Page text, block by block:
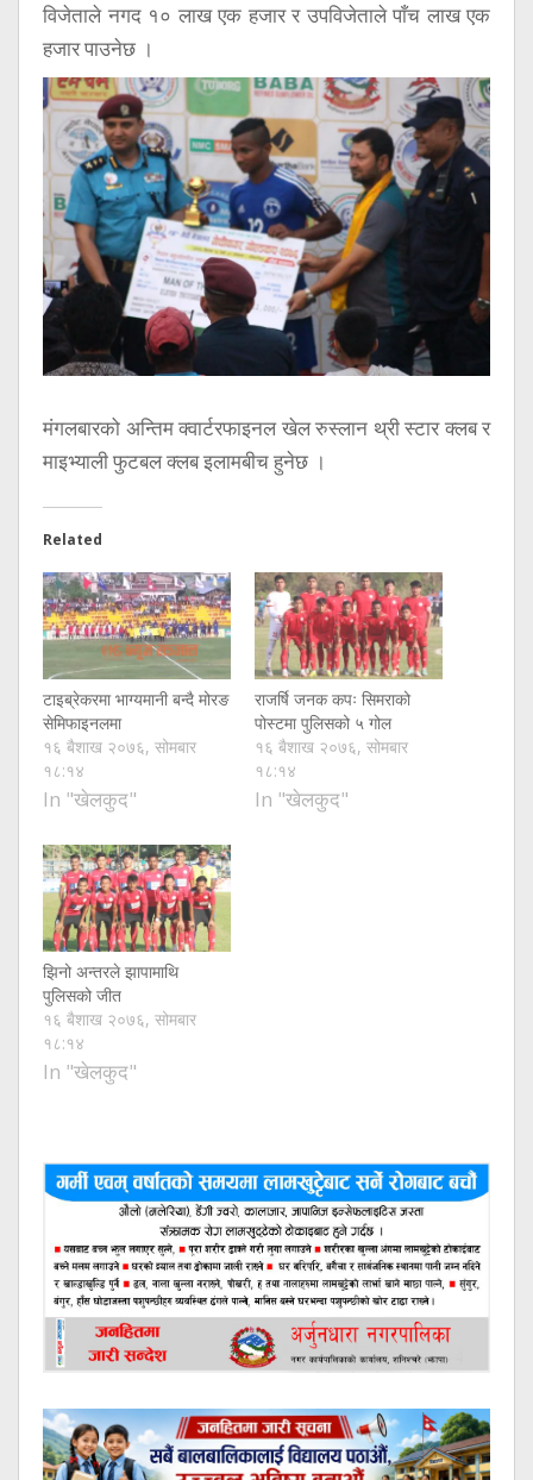
विजेताले नगद १० लाख एक हजार र उपविजेताले पाँच लाख एक
हजार पाउनेछ ।
मंगलबारको अन्तिम क्वार्टरफाइनल खेल रुस्लान थ्री स्टार क्लब र
माइभ्याली फुटबल क्लब इलामबीच हुनेछ ।
Related
टाइब्रेकरमा भाग्यमानी बन्दै मोरङ
सेमिफाइनलमा
१६ बैशाख २०७६, सोमबार
१८:१४
In "खेलकुद"
राजर्षि जनक कपः सिमराको
पोस्टमा पुलिसको ५ गोल
१६ बैशाख २०७६, सोमबार
१८:१४
In "खेलकुद"
झिनो अन्तरले झापामाथि
पुलिसको जीत
१६ बैशाख २०७६, सोमबार
१८:१४
In "खेलकुद"